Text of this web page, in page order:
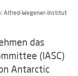
Alfred-Wegener-Institut
das
(IASC)
Antarctic